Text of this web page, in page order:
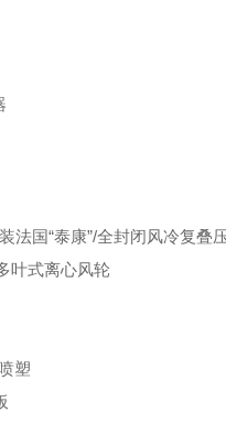
法国“泰康”/全封闭风冷复叠
叶式离心风轮
塑